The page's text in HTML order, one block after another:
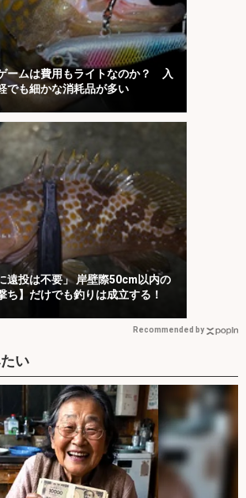
ームは費用もライトなのか？ 入
でも細かな消耗品が多い
遠投は不要」 岸壁際50cm以内の
ち】だけでも釣りは成立する！
Recommended by